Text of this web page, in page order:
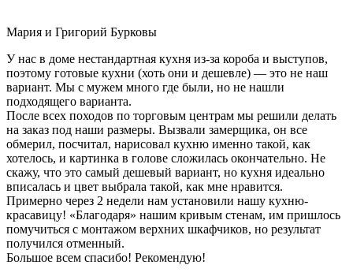
Мария и Григорий Бурковы
У нас в доме нестандартная кухня из-за короба и выступов,
поэтому готовые кухни (хоть они и дешевле) — это не наш
вариант. Мы с мужем много где были, но не нашли
подходящего варианта.
После всех походов по торговым центрам мы решили делать
на заказ под наши размеры. Вызвали замерщика, он все
обмерил, посчитал, нарисовал кухню именно такой, как
хотелось, и картинка в голове сложилась окончательно. Не
скажу, что это самый дешевый вариант, но кухня идеально
вписалась и цвет выбрала такой, как мне нравится.
Примерно через 2 недели нам установили нашу кухню-
красавицу! «Благодаря» нашим кривым стенам, им пришлось
помучиться с монтажом верхних шкафчиков, но результат
получился отменный.
Большое всем спасибо! Рекомендую!